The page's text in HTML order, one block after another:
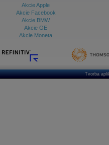
Akcie Apple
Akcie Facebook
Akcie BMW
Akcie GE
Akcie Moneta
Tvorba